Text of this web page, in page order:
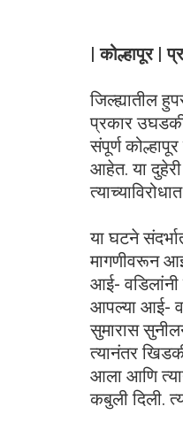
| कोल्हापूर |
जिल्ह्यातील
प्रकार
संपूर्ण
आहेत. या
या घटने
मागणीवरून
आई- वडिलांनी
आपल्या आई-
सुमारास
त्यानंतर
आला आणि
कबुली दिली.